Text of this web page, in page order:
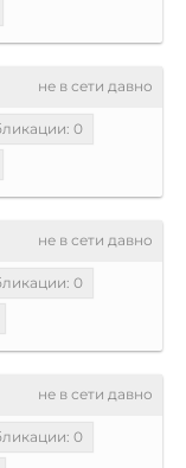
не в сети давно
0
не в сети давно
0
не в сети давно
0